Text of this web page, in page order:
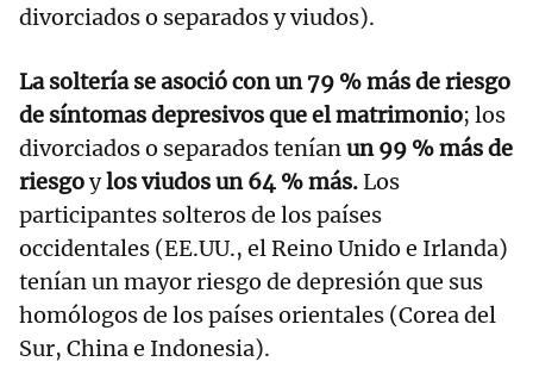
divorciados o separados y viudos).
La soltería se asoció con un 79 % más de riesgo
de síntomas depresivos que el matrimonio; los
divorciados o separados teníanun 99 % más de
riesgoylos viudos un 64 % más.Los
participantes solteros de los países
occidentales (EE.UU., el Reino Unido e Irlanda)
tenían un mayor riesgo de depresión que sus
homólogos de los países orientales (Corea del
Sur, China e Indonesia).